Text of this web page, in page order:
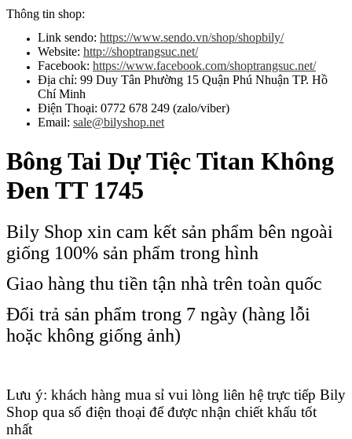
Thông tin shop:
Link sendo: https://www.sendo.vn/shop/shopbily/
Website: http://shoptrangsuc.net/
Facebook: https://www.facebook.com/shoptrangsuc.net/
Địa chỉ: 99 Duy Tân Phường 15 Quận Phú Nhuận TP. Hồ
Chí Minh
Điện Thoại: 0772 678 249 (zalo/viber)
Email: sale@bilyshop.net
Bông Tai Dự Tiệc Titan Không
Đen TT 1745
Bily Shop xin cam kết sản phẩm bên ngoài
giống 100% sản phẩm trong hình
Giao hàng thu tiền tận nhà trên toàn quốc
Đổi trả sản phẩm trong 7 ngày (hàng lỗi
hoặc không giống ảnh)
Lưu ý: khách hàng mua sỉ vui lòng liên hệ trực tiếp Bily
Shop qua số điện thoại để được nhận chiết khấu tốt
nhất